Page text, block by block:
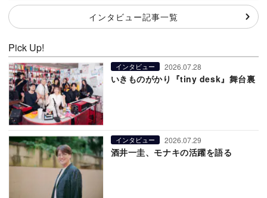
インタビュー記事一覧
Pick Up!
インタビュー 2026.07.28
いきものがかり『tiny desk』舞台裏
インタビュー 2026.07.29
酒井一圭、モナキの活躍を語る